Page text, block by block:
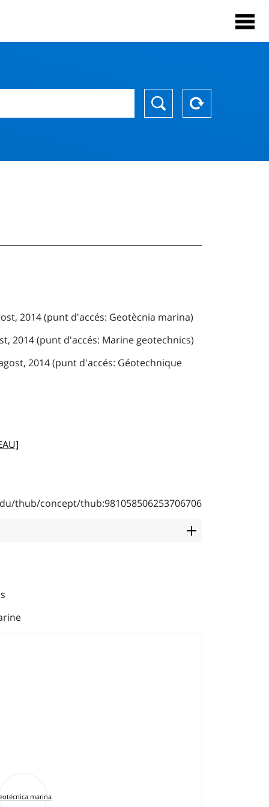
2014 (punt d'accés: Geotècnia marina)
2014 (punt d'accés: Marine geotechnics)
2014 (punt d'accés: Géotechnique
thub/concept/thub:981058506253706706
marina